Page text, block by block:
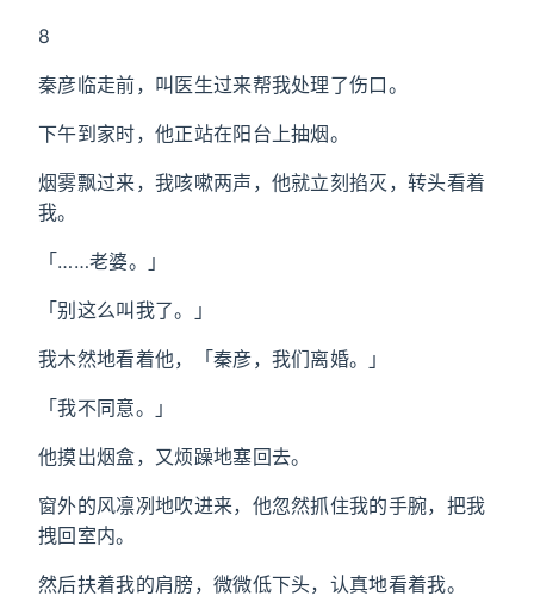
8
秦彦临走前，叫医生过来帮我处理了伤口。
下午到家时，他正站在阳台上抽烟。
烟雾飘过来，我咳嗽两声，他就立刻掐灭，转头看着
我。
「……老婆。」
「别这么叫我了。」
我木然地看着他，「秦彦，我们离婚。」
「我不同意。」
他摸出烟盒，又烦躁地塞回去。
窗外的风凛冽地吹进来，他忽然抓住我的手腕，把我
拽回室内。
然后扶着我的肩膀，微微低下头，认真地看着我。